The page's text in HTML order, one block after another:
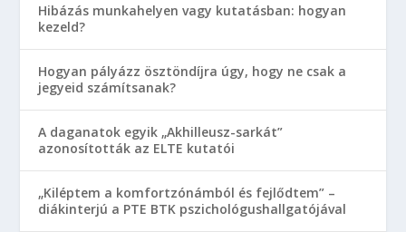
Hibázás munkahelyen vagy kutatásban: hogyan
kezeld?
Hogyan pályázz ösztöndíjra úgy, hogy ne csak a
jegyeid számítsanak?
A daganatok egyik „Akhilleusz-sarkát”
azonosították az ELTE kutatói
„Kiléptem a komfortzónámból és fejlődtem” –
diákinterjú a PTE BTK pszichológushallgatójával